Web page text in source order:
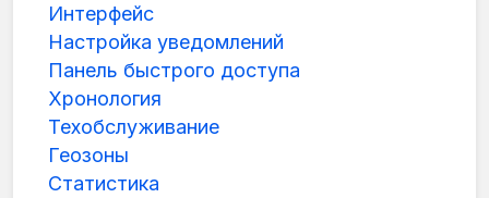
Интерфейс
Настройка уведомлений
Панель быстрого доступа
Хронология
Техобслуживание
Геозоны
Статистика